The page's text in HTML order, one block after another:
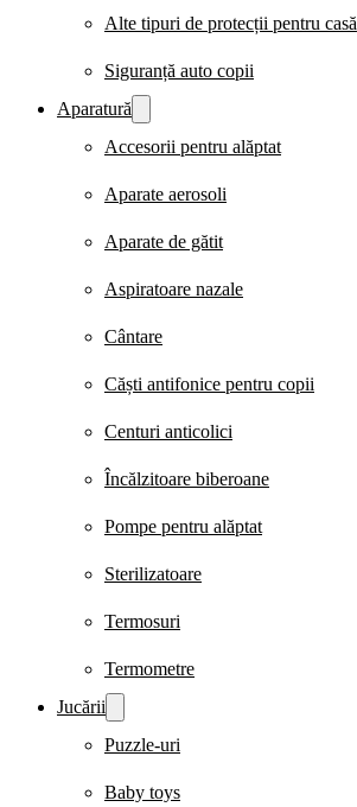
Alte tipuri de protecții pentru casă
Siguranță auto copii
Aparatură
Accesorii pentru alăptat
Aparate aerosoli
Aparate de gătit
Aspiratoare nazale
Cântare
Căști antifonice pentru copii
Centuri anticolici
Încălzitoare biberoane
Pompe pentru alăptat
Sterilizatoare
Termosuri
Termometre
Jucării
Puzzle-uri
Baby toys